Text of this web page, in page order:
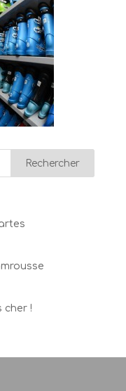
cher !